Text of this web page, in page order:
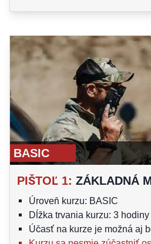
BASIC
PIŠTOĽ 1: ZÁKLADNÁ
Úroveň kurzu: BASIC
Dĺžka trvania kurzu: 3 hodiny
Účasť na kurze je možná aj